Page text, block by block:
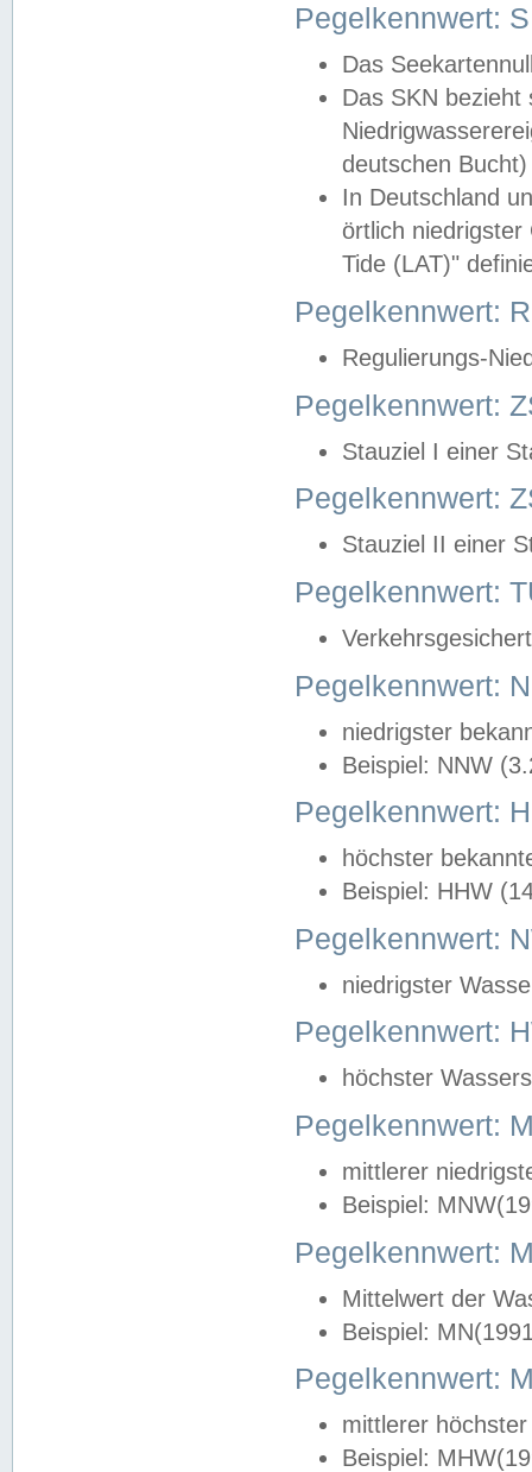
Pegelkennwert:
Das
Das SKN
deutschen
In Deutschland
örtlich
Tide (LAT)"
Pegelkennwert:
Regulierungs-
Pegelkennwert:
Stauziel I einer
Pegelkennwert:
Stauziel II einer
Pegelkennwert:
Pegelkennwert:
niedrigster
Beispiel: NNW
Pegelkennwert:
höchster
Beispiel: HHW
Pegelkennwert:
niedrigster
Pegelkennwert:
höchster
Pegelkennwert:
mittlerer
Beispiel:
Pegelkennwert:
Mittelwert der
Beispiel:
Pegelkennwert:
mittlerer
Beispiel: